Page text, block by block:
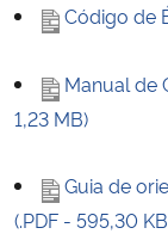
Ministério do Turismo
Ministério do
Ministério da Mulher,
Código de
Manual de
1,23 MB)
Guia de
(.PDF - 595,30